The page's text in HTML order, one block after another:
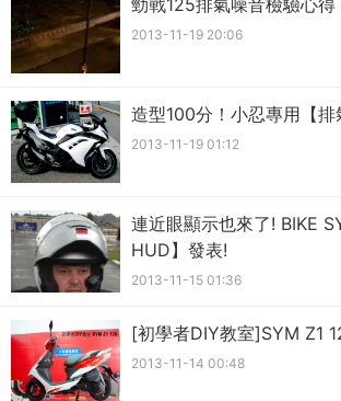
勁戰125排氣噪音檢驗心得
2013-11-19 20:06
造型100分！小忍專用【排
2013-11-19 01:12
連近眼顯示也來了! BIKE
HUD】發表!
2013-11-15 01:36
[初學者DIY教室]SYM Z1
2013-11-14 00:48